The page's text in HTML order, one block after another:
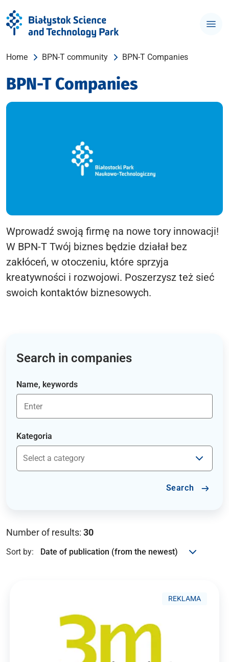
Home BPN-T community BPN-T Companies
BPN-T Companies
Wprowadź swoją firmę na nowe tory innowacji!
W BPN-T Twój biznes będzie działał bez
zakłóceń, w otoczeniu, które sprzyja
kreatywności i rozwojowi. Poszerzysz też sieć
swoich kontaktów biznesowych.
Search in companies
Name, keywords
Kategoria
Search
Number of results: 30
Sort by:
REKLAMA